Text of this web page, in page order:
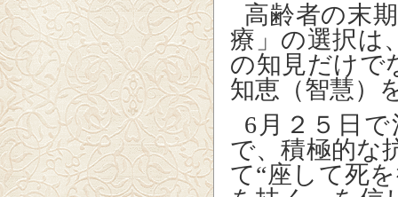
高齢者の末
療」の選択は
の知見だけで
知恵（智慧）
6 月２５日
で、積極的な
て“座して死